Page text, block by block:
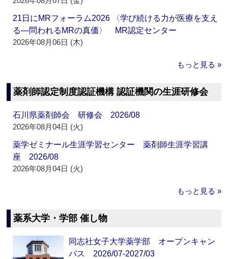
21日にMRフォーラム2026 〈学び続ける力が医療を支え
る―問われるMRの真価〉 MR認定センター
2026年08月06日 (木)
もっと見る »
薬剤師認定制度認証機構 認証機関の生涯研修会
石川県薬剤師会 研修会 2026/08
2026年08月04日 (火)
薬学ゼミナール生涯学習センター 薬剤師生涯学習講
座 2026/08
2026年08月04日 (火)
もっと見る »
薬系大学・学部 催し物
同志社女子大学薬学部 オープンキャン
パス 2026/07-2027/03